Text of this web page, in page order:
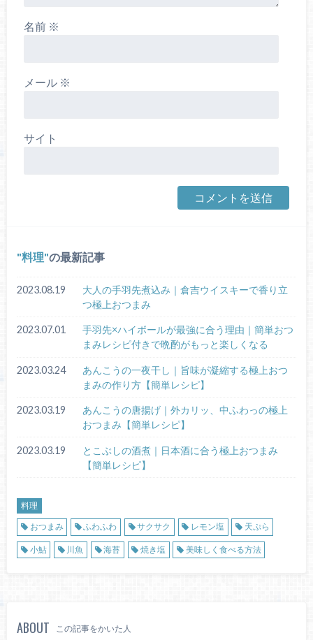
名前 ※
メール ※
サイト
料理 の最新記事
2023.08.19
大人の手羽先煮込み｜倉吉ウイスキーで香り立
つ極上おつまみ
2023.07.01
手羽先×ハイボールが最強に合う理由｜簡単おつ
まみレシピ付きで晩酌がもっと楽しくなる
2023.03.24
あんこうの一夜干し｜旨味が凝縮する極上おつ
まみの作り方【簡単レシピ】
2023.03.19
あんこうの唐揚げ｜外カリッ、中ふわっの極上
おつまみ【簡単レシピ】
2023.03.19
とこぶしの酒煮｜日本酒に合う極上おつまみ
【簡単レシピ】
料理
おつまみ
ふわふわ サクサク レモン塩 天ぷら
小鮎 川魚 海苔 焼き塩 美味しく食べる方法
ABOUT この記事をかいた人